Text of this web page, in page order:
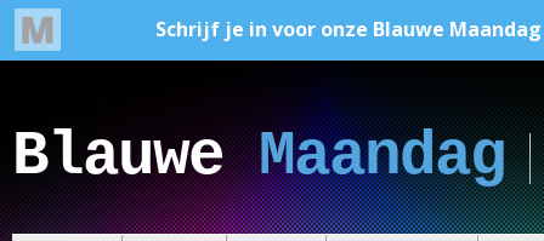
BlauweMaandag